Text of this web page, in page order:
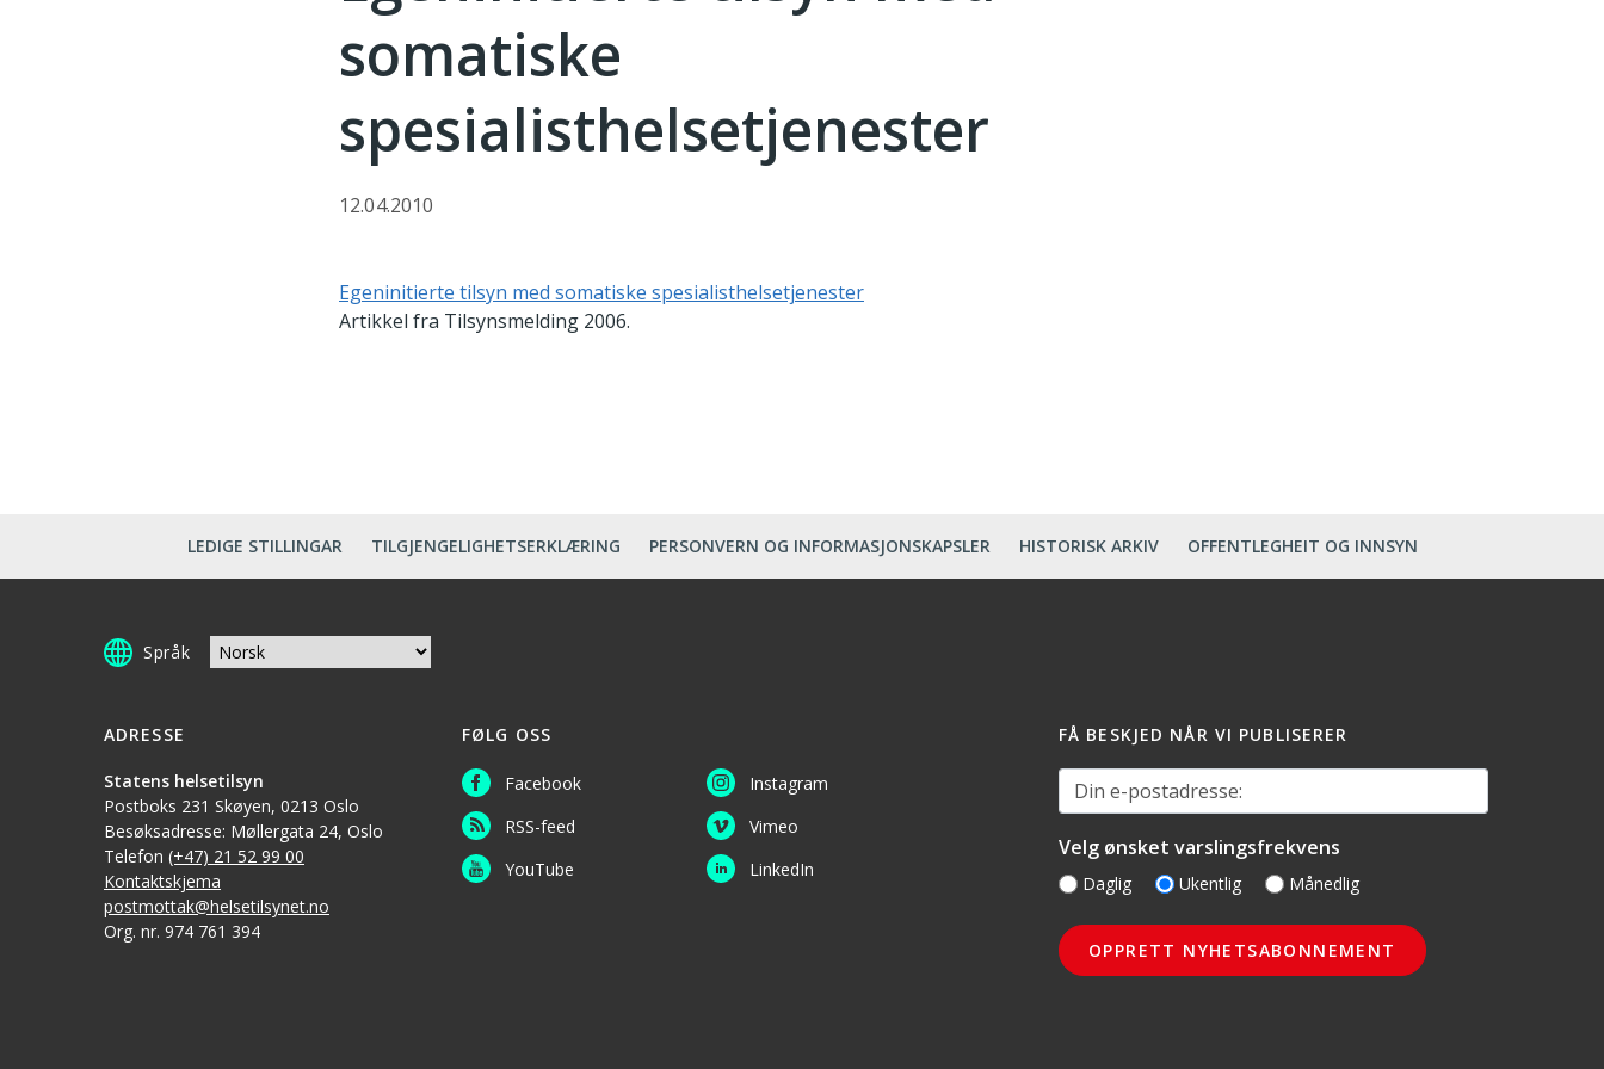
somatiske
spesialisthelsetjenester
12.04.2010
Egeninitierte tilsyn med somatiske spesialisthelsetjenester
Artikkel fra Tilsynsmelding 2006.
LEDIGE STILLINGAR TILGJENGELIGHETSERKLÆRING PERSONVERN OG INFORMASJONSKAPSLER HISTORISK ARKIV OFFENTLEGHEIT OG INNSYN
Språk
ADRESSE
Statens helsetilsyn
Postboks 231 Skøyen, 0213 Oslo
Besøksadresse: Møllergata 24, Oslo
Telefon (+47) 21 52 99 00
Kontaktskjema
postmottak@helsetilsynet.no
Org. nr. 974 761 394
FØLG OSS
Facebook
RSS-feed
YouTube
Instagram
Vimeo
LinkedIn
FÅ BESKJED NÅR VI PUBLISERER
Din e-postadresse:
Velg ønsket varslingsfrekvens
Daglig Ukentlig Månedlig